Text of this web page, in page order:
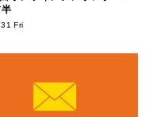
半
Fri